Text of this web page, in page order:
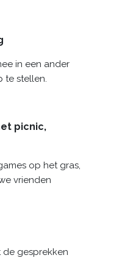
in een ander
te stellen.
picnic,
op het gras,
vrienden
de gesprekken